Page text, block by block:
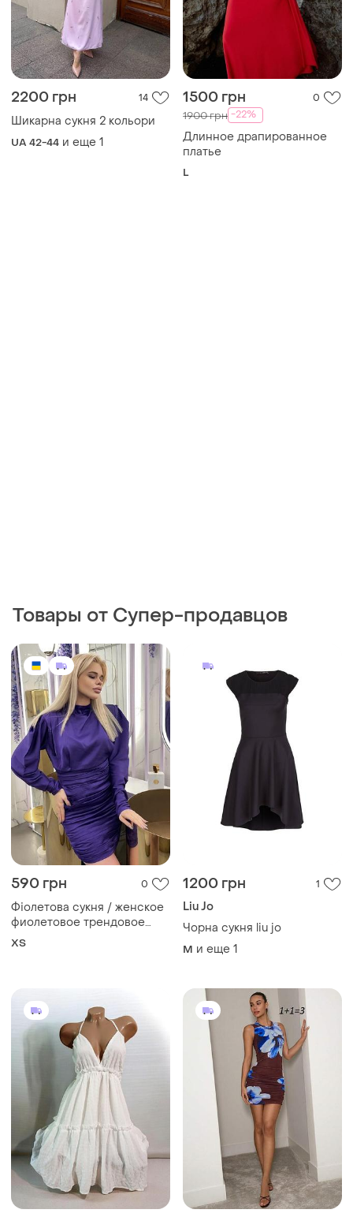
2200 грн 14
Шикарна сукня 2 кольори
UA 42-44 и еще 1
1500 грн 0
1900 грн -22%
Длинное драпированное
платье
L
Товары от Супер-продавцов
590 грн 0
Фіолетова сукня / женское
фиолетовое трендовое
платье
ХS
1200 грн 1
Liu Jo
Чорна сукня liu jo
M и еще 1